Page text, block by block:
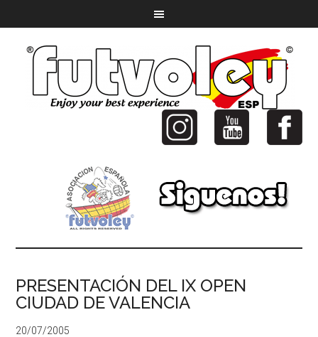
PRESENTACIÓN DEL IX OPEN
CIUDAD DE VALENCIA
20/07/2005